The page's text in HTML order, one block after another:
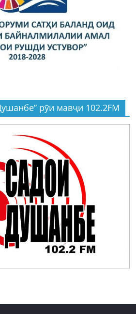
рӯи мавҷи 102.2FM